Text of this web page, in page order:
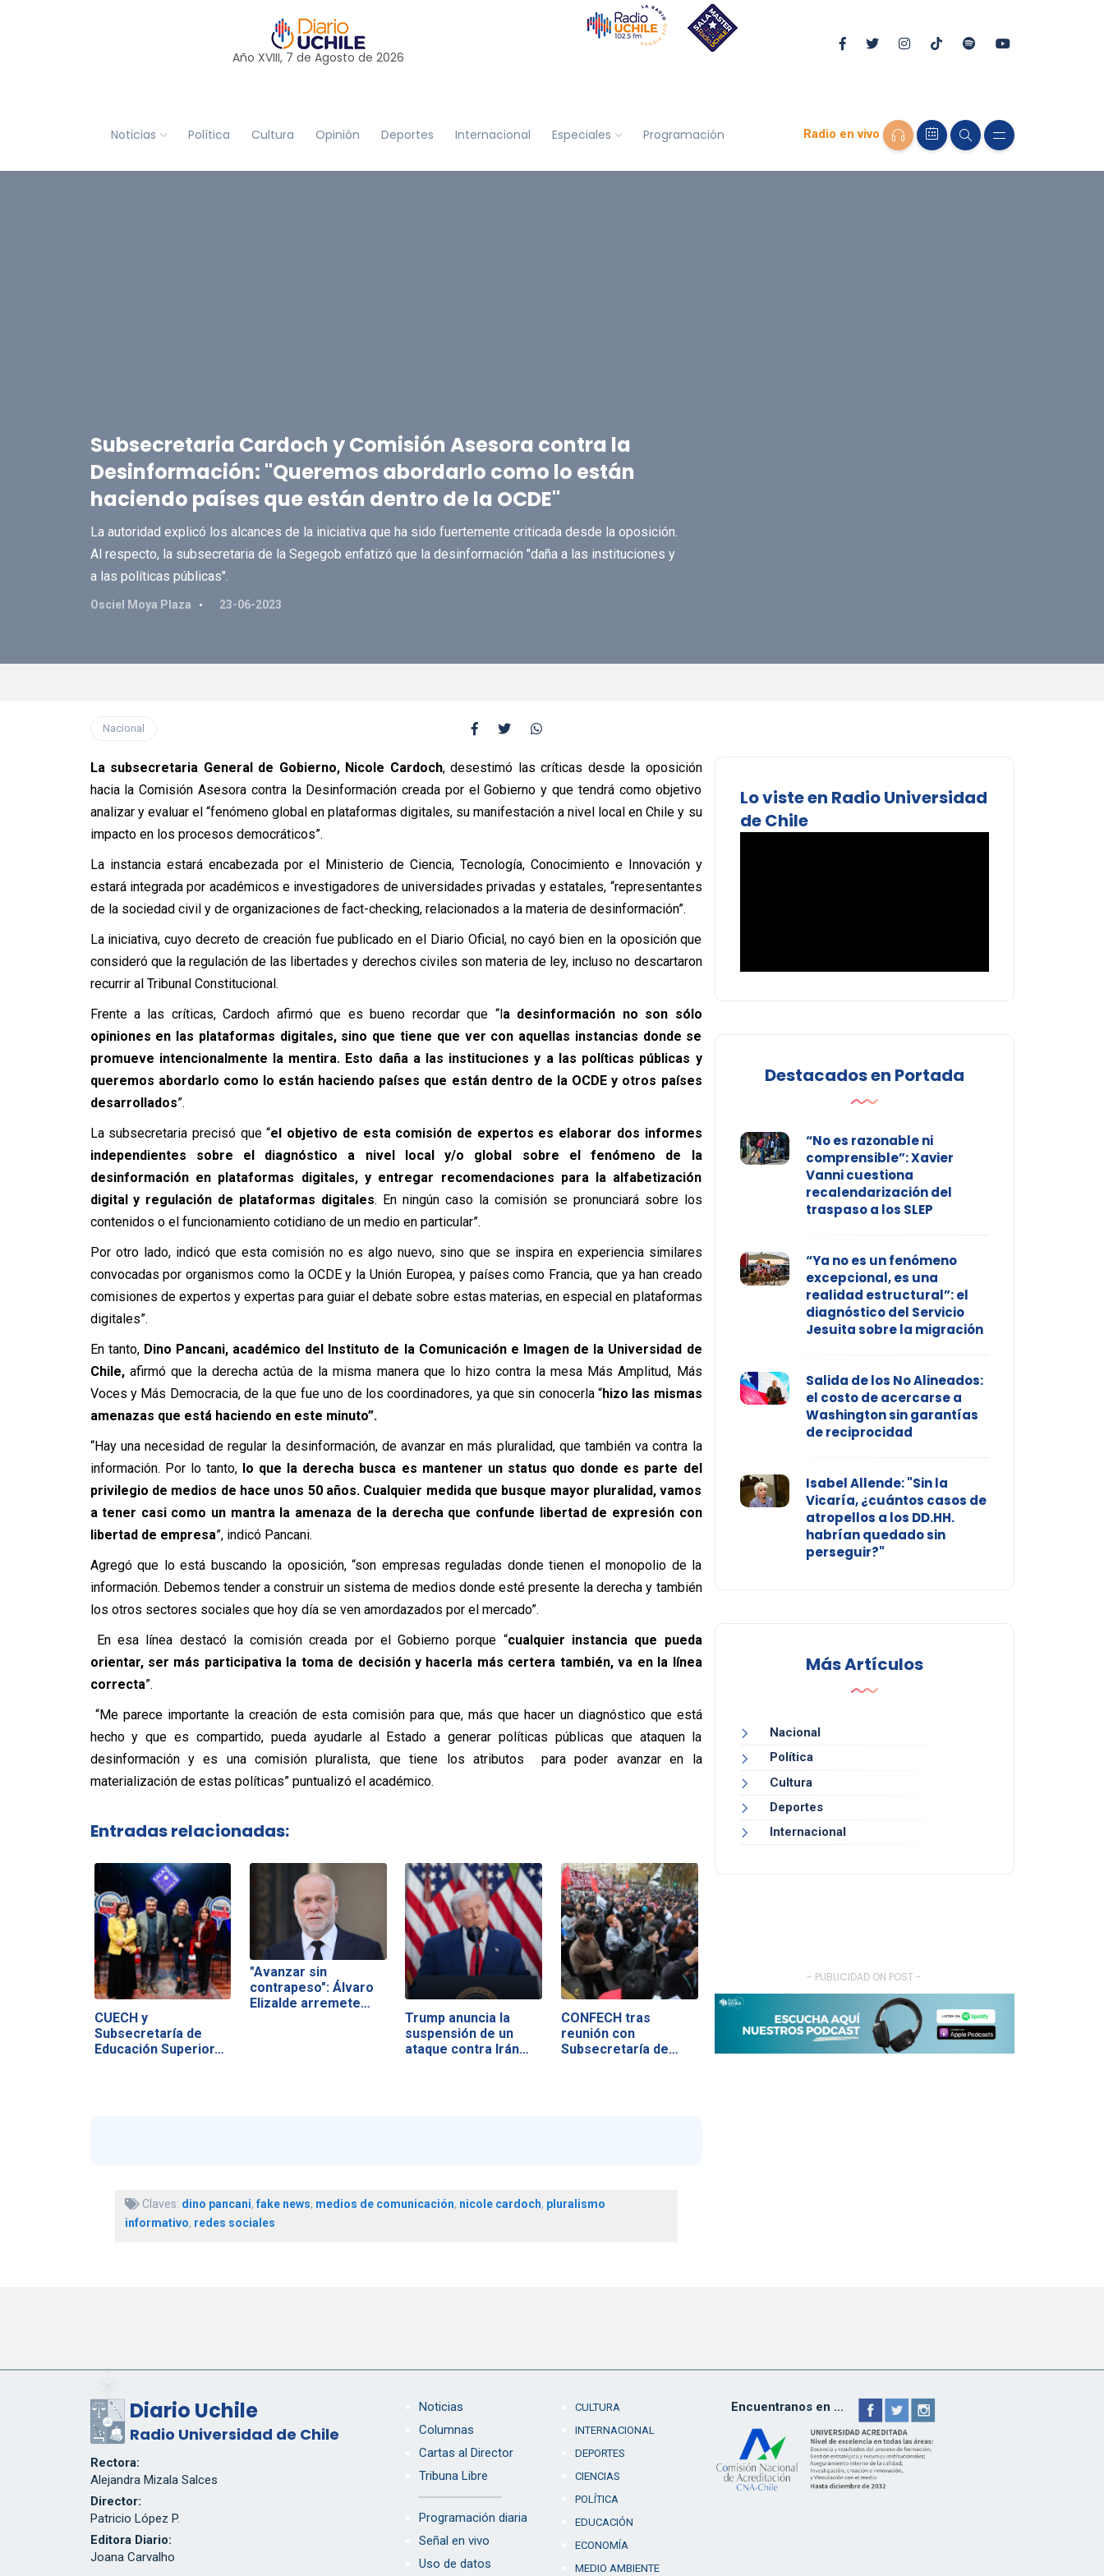
Año XVIII, 7 de Agosto de 2026
Noticias Política Cultura Opinión Deportes Internacional Especiales Programación Radio en vivo
Subsecretaria Cardoch y Comisión Asesora contra la
Desinformación: "Queremos abordarlo como lo están
haciendo países que están dentro de la OCDE"
La autoridad explicó los alcances de la iniciativa que ha sido fuertemente criticada desde la oposición.
Al respecto, la subsecretaria de la Segegob enfatizó que la desinformación "daña a las instituciones y
a las políticas públicas".
Osciel Moya Plaza 23-06-2023
Nacional
La subsecretaria General de Gobierno, Nicole Cardoch, desestimó las críticas desde la oposición
hacia la Comisión Asesora contra la Desinformación creada por el Gobierno y que tendrá como objetivo
analizar y evaluar el “fenómeno global en plataformas digitales, su manifestación a nivel local en Chile y su
impacto en los procesos democráticos”.
La instancia estará encabezada por el Ministerio de Ciencia, Tecnología, Conocimiento e Innovación y
estará integrada por académicos e investigadores de universidades privadas y estatales, “representantes
de la sociedad civil y de organizaciones de fact-checking, relacionados a la materia de desinformación”.
La iniciativa, cuyo decreto de creación fue publicado en el Diario Oficial, no cayó bien en la oposición que
consideró que la regulación de las libertades y derechos civiles son materia de ley, incluso no descartaron
recurrir al Tribunal Constitucional.
Frente a las críticas, Cardoch afirmó que es bueno recordar que “la desinformación no son sólo
opiniones en las plataformas digitales, sino que tiene que ver con aquellas instancias donde se
promueve intencionalmente la mentira. Esto daña a las instituciones y a las políticas públicas y
queremos abordarlo como lo están haciendo países que están dentro de la OCDE y otros países
desarrollados”.
La subsecretaria precisó que “el objetivo de esta comisión de expertos es elaborar dos informes
independientes sobre el diagnóstico a nivel local y/o global sobre el fenómeno de la
desinformación en plataformas digitales, y entregar recomendaciones para la alfabetización
digital y regulación de plataformas digitales. En ningún caso la comisión se pronunciará sobre los
contenidos o el funcionamiento cotidiano de un medio en particular”.
Por otro lado, indicó que esta comisión no es algo nuevo, sino que se inspira en experiencia similares
convocadas por organismos como la OCDE y la Unión Europea, y países como Francia, que ya han creado
comisiones de expertos y expertas para guiar el debate sobre estas materias, en especial en plataformas
digitales”.
En tanto, Dino Pancani, académico del Instituto de la Comunicación e Imagen de la Universidad de
Chile, afirmó que la derecha actúa de la misma manera que lo hizo contra la mesa Más Amplitud, Más
Voces y Más Democracia, de la que fue uno de los coordinadores, ya que sin conocerla “hizo las mismas
amenazas que está haciendo en este minuto”.
“Hay una necesidad de regular la desinformación, de avanzar en más pluralidad, que también va contra la
información. Por lo tanto, lo que la derecha busca es mantener un status quo donde es parte del
privilegio de medios de hace unos 50 años. Cualquier medida que busque mayor pluralidad, vamos
a tener casi como un mantra la amenaza de la derecha que confunde libertad de expresión con
libertad de empresa”, indicó Pancani.
Agregó que lo está buscando la oposición, “son empresas reguladas donde tienen el monopolio de la
información. Debemos tender a construir un sistema de medios donde esté presente la derecha y también
los otros sectores sociales que hoy día se ven amordazados por el mercado”.
En esa línea destacó la comisión creada por el Gobierno porque “cualquier instancia que pueda
orientar, ser más participativa la toma de decisión y hacerla más certera también, va en la línea
correcta”.
“Me parece importante la creación de esta comisión para que, más que hacer un diagnóstico que está
hecho y que es compartido, pueda ayudarle al Estado a generar políticas públicas que ataquen la
desinformación y es una comisión pluralista, que tiene los atributos para poder avanzar en la
materialización de estas políticas” puntualizó el académico.
Entradas relacionadas:
CUECH y
Subsecretaría de
Educación Superior…
"Avanzar sin
contrapeso": Álvaro
Elizalde arremete…
Trump anuncia la
suspensión de un
ataque contra Irán…
CONFECH tras
reunión con
Subsecretaría de
Claves: dino pancani,fake news, medios de comunicación, nicole cardoch, pluralismo
informativo, redes sociales
Lo viste en Radio Universidad
de Chile
Destacados en Portada
“No es razonable ni
comprensible”: Xavier
Vanni cuestiona
recalendarización del
traspaso a los SLEP
“Ya no es un fenómeno
excepcional, es una
realidad estructural”: el
diagnóstico del Servicio
Jesuita sobre la migración
Salida de los No Alineados:
el costo de acercarse a
Washington sin garantías
de reciprocidad
Isabel Allende: "Sin la
Vicaría, ¿cuántos casos de
atropellos a los DD.HH.
habrían quedado sin
perseguir?"
Más Artículos
Nacional
Política
Cultura
Deportes
Internacional
- PUBLICIDAD ON POST -
Diario Uchile
Radio Universidad de Chile
Rectora:
Alejandra Mizala Salces
Director:
Patricio López P.
Editora Diario:
Joana Carvalho
Noticias
Columnas
Cartas al Director
Tribuna Libre
Programación diaria
Señal en vivo
Uso de datos
CULTURA
INTERNACIONAL
DEPORTES
CIENCIAS
POLÍTICA
EDUCACIÓN
ECONOMÍA
MEDIO AMBIENTE
Encuentranos en ...